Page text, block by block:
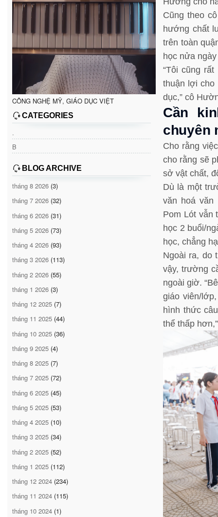
CÔNG NGHỆ MỸ, GIÁO DỤC VIỆT
CATEGORIES
.
B
BLOG ARCHIVE
tháng 8 2026 (3)
tháng 7 2026 (32)
tháng 6 2026 (31)
tháng 5 2026 (73)
tháng 4 2026 (93)
tháng 3 2026 (113)
tháng 2 2026 (55)
tháng 1 2026 (3)
tháng 12 2025 (7)
tháng 11 2025 (44)
tháng 10 2025 (36)
tháng 9 2025 (4)
tháng 8 2025 (7)
tháng 7 2025 (72)
tháng 6 2025 (45)
tháng 5 2025 (53)
tháng 4 2025 (10)
tháng 3 2025 (34)
tháng 2 2025 (52)
tháng 1 2025 (112)
tháng 12 2024 (234)
tháng 11 2024 (115)
tháng 10 2024 (1)
Cũng theo
hướng chất
trên toàn
học nửa
“Tôi cũng
thuận lợi cho
dục,” cô
Cần
chuyên
Cho rằng
cho rằng sẽ
sở vật chất,
Dù là một
văn hoá văn
Pom Lót vẫn
học 2 buổi/
học, chẳng
Ngoài ra, do
vậy, trường
ngoài giờ.
giáo viên/
hình thức
thể thấp